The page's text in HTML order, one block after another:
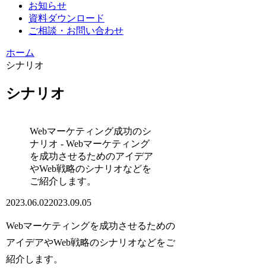
お知らせ
資料ダウンロード
ご相談・お問い合わせ
ホーム
シナリオ
シナリオ
Webマーケティング成功のシ
ナリオ - Webマーケティング
を成功させるためのアイデア
やWeb戦略のシナリオなどを
ご紹介します。
2023.06.022023.09.05
Webマーケティングを成功させるための
アイデアやWeb戦略のシナリオなどをご
紹介します。